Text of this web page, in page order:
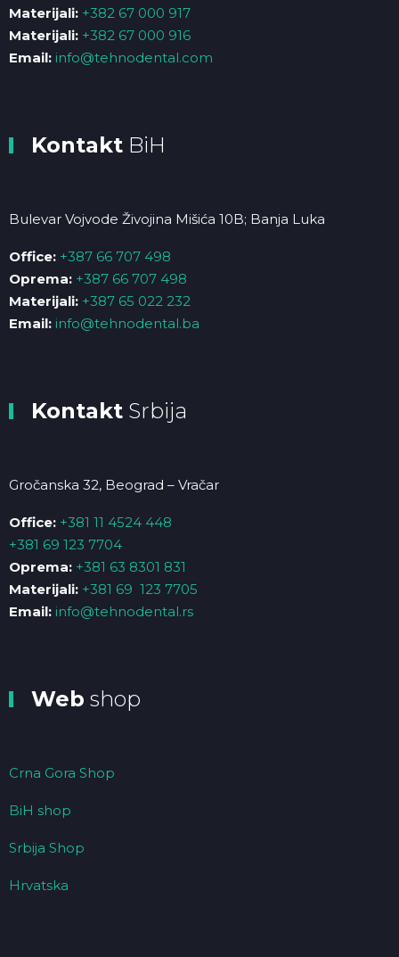
Materijali: +382 67 000 917
Materijali: +382 67 000 916
Email: info@tehnodental.com
Kontakt BiH
Bulevar Vojvode Živojina Mišića 10B; Banja Luka
Office: +387 66 707 498
Oprema: +387 66 707 498
Materijali: +387 65 022 232
Email: info@tehnodental.ba
Kontakt Srbija
Gročanska 32, Beograd – Vračar
Office: +381 11 4524 448
+381 69 123 7704
Oprema: +381 63 8301 831
Materijali: +381 69 123 7705
Email: info@tehnodental.rs
Web shop
Crna Gora Shop
BiH shop
Srbija Shop
Hrvatska